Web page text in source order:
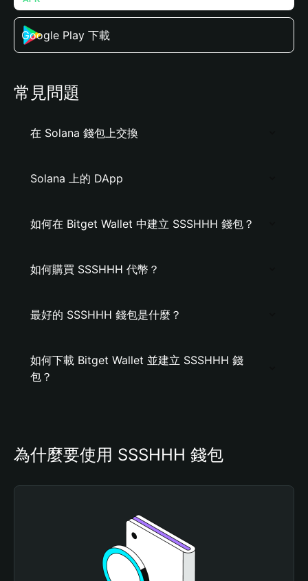
Google Play 下載
常見問題
在 Solana 錢包上交換
Solana 上的 DApp
如何在 Bitget Wallet 中建立 SSSHHH 錢包？
如何購買 SSSHHH 代幣？
最好的 SSSHHH 錢包是什麼？
如何下載 Bitget Wallet 並建立 SSSHHH 錢
包？
為什麼要使用 SSSHHH 錢包